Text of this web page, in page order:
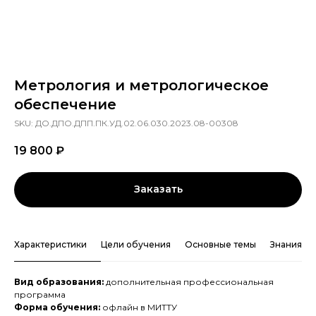
Метрология и метрологическое
обеспечение
SKU: ДО.ДПО.ДПП.ПК.УД.02.06.030.2023.08-00308
19 800 ₽
Заказать
Характеристики Цели обучения Основные темы Знания и
Вид образования: дополнительная профессиональная
программа
Форма обучения: офлайн в МИТТУ